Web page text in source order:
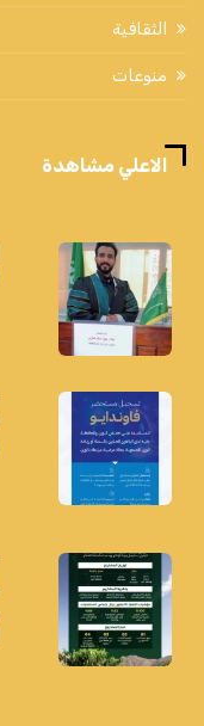
الثقافية
منوعات
الاعلي مشاهدة